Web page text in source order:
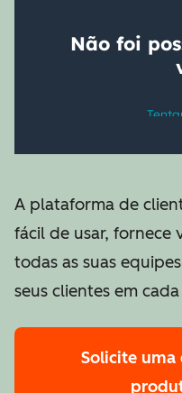
A plataforma de
fácil de usar, fornece
todas as suas
seus clientes em
Solicite uma